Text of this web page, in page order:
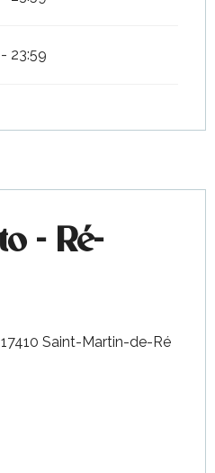
23:59
- Ré-
Saint-Martin-de-Ré